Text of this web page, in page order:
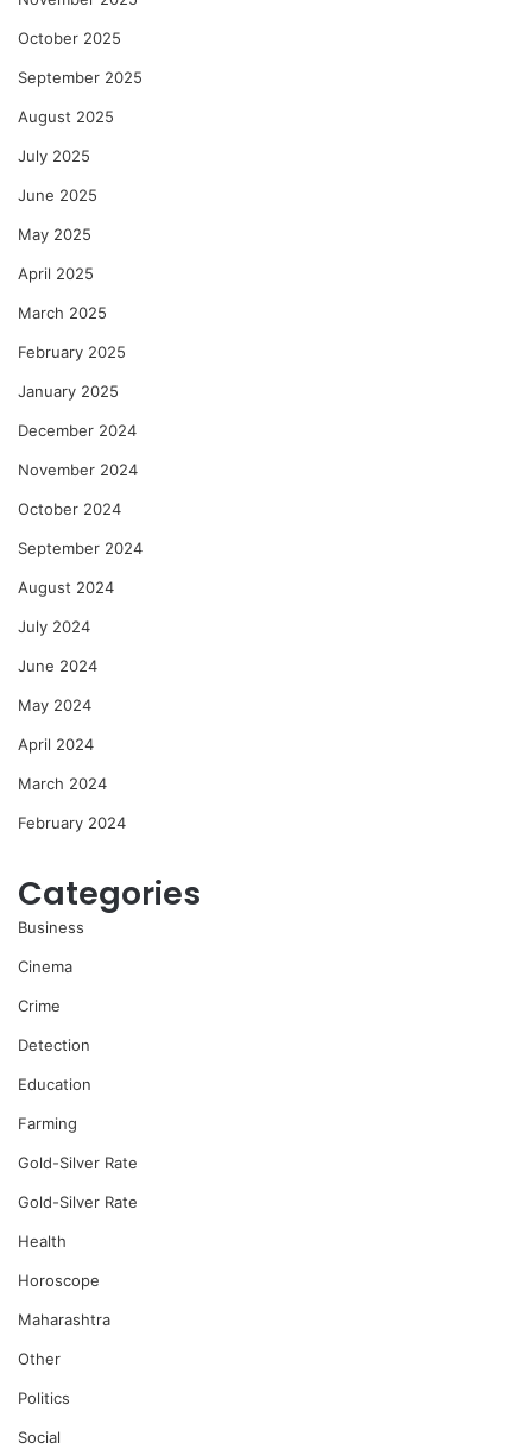
October 2025
September 2025
August 2025
July 2025
June 2025
May 2025
April 2025
March 2025
February 2025
January 2025
December 2024
November 2024
October 2024
September 2024
August 2024
July 2024
June 2024
May 2024
April 2024
March 2024
February 2024
Categories
Business
Cinema
Crime
Detection
Education
Farming
Gold-Silver Rate
Gold-Silver Rate
Health
Horoscope
Maharashtra
Other
Politics
Social